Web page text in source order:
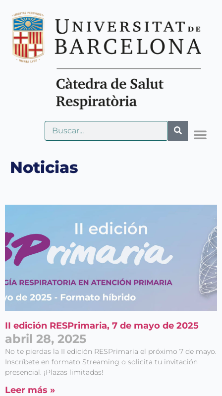
Noticias
II edición RESPrimaria, 7 de mayo de 2025
abril 28, 2025
No te pierdas la II edición RESPrimaria el próximo 7 de mayo.
Inscríbete en formato Streaming o solicita tu invitación
presencial. ¡Plazas limitadas!
Leer más »